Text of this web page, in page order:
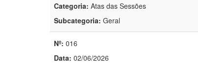
Categoria: Atas das Sessões
Subcategoria: Geral
Nº: 016
Data: 02/06/2026